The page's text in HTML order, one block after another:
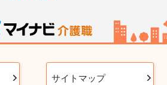
サイトマップ